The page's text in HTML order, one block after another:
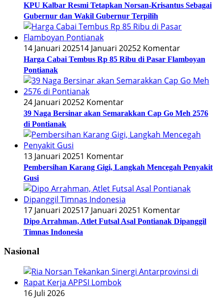
KPU Kalbar Resmi Tetapkan Norsan-Krisantus Sebagai
Gubernur dan Wakil Gubernur Terpilih
14 Januari 202514 Januari 20252 Komentar
Harga Cabai Tembus Rp 85 Ribu di Pasar Flamboyan
Pontianak
24 Januari 20252 Komentar
39 Naga Bersinar akan Semarakkan Cap Go Meh 2576
di Pontianak
13 Januari 20251 Komentar
Pembersihan Karang Gigi, Langkah Mencegah Penyakit
Gusi
17 Januari 202517 Januari 20251 Komentar
Dipo Arrahman, Atlet Futsal Asal Pontianak Dipanggil
Timnas Indonesia
Nasional
16 Juli 2026